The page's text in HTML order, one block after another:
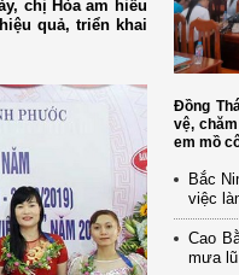
chị Hòa am hiểu
quả, triển khai
Đồng
vệ,
em mồ
Bắc
việc
Cao
mưa lũ